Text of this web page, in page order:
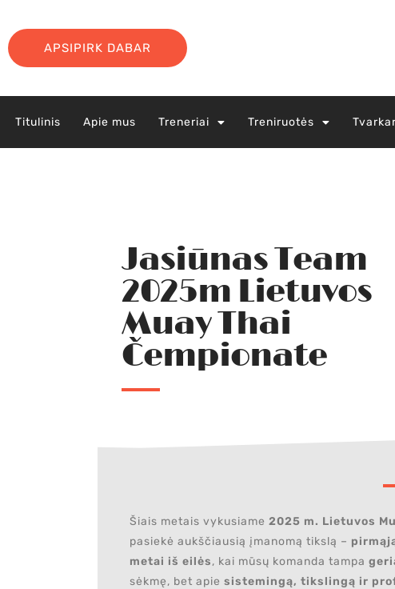
APSIPIRK DABAR
Titulinis Apie mus Treneriai Treniruotės
Jasiūnas Team
2025m Lietuvos
Muay Thai
Čempionate
Šiais metais vykusiame 2025 m. Lietuvos
pasiekė aukščiausią įmanomą tikslą –
metai iš eilės, kai mūsų komanda tampa
sėkmę, bet apie sistemingą, tikslingą ir